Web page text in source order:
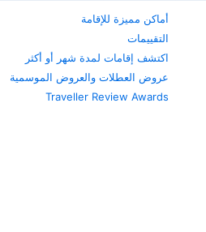
أماكن مميزة للإقامة
التقييمات
اكتشف إقامات لمدة شهر أو أكثر
عروض العطلات والعروض الموسمية
Traveller Review Awards